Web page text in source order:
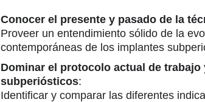
Conocer el presente y pasado de la
Proveer un entendimiento sólido de la
contemporáneas de los implantes
Dominar el protocolo actual de
subperiósticos:
Identificar y comparar las diferentes